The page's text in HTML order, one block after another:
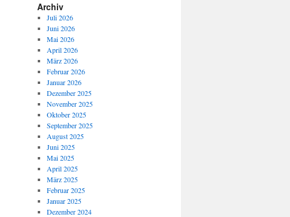
Archiv
Juli 2026
Juni 2026
Mai 2026
April 2026
März 2026
Februar 2026
Januar 2026
Dezember 2025
November 2025
Oktober 2025
September 2025
August 2025
Juni 2025
Mai 2025
April 2025
März 2025
Februar 2025
Januar 2025
Dezember 2024